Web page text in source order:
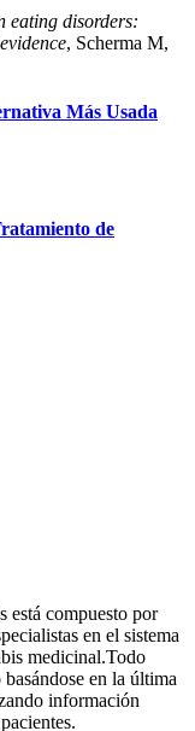
eating disorders:
, Scherma M,
Más Usada
de
está compuesto por
en el sistema
medicinal.Todo
en la última
información